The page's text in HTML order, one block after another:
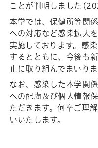
ことが判明しました
本学では、保健所等関
への対応など感染拡大
実施しております。感
するとともに、今後も
止に取り組んでまいりま
なお、感染した本学関
への配慮及び個人情報
ただきます。何卒ご理
いいたします。